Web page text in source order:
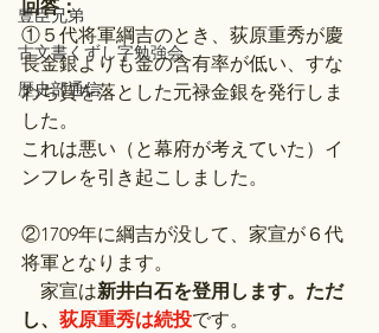
豊臣兄弟
古文書くずし字勉強会
歴史部通信
回答：
①５代将軍綱吉のとき、荻原重秀が慶
長金銀よりも金の含有率が低い、すな
わち質を落とした元禄金銀を発行しま
した。
これは悪い（と幕府が考えていた）イ
ンフレを引き起こしました。
②1709年に綱吉が没して、家宣が６代
将軍となります。
家宣は新井白石を登用します。ただ
し、 荻原重秀は続投です。